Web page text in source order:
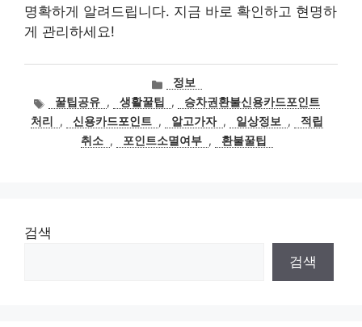
명확하게 알려드립니다. 지금 바로 확인하고 현명하
게 관리하세요!
카
고
리
정보
태
그
꿀팁공유 , 생활꿀팁 ,
승차권환불신용카드포인트
처리
, 신용카드포인트 , 알고가자 , 일상정보 ,
적립
취소 , 포인트소멸여부 , 환불꿀팁
검색
검색